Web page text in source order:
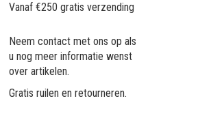
Vanaf €250 gratis verzending
Neem contact met ons op als
u nog meer informatie wenst
over artikelen.
Gratis ruilen en retourneren.